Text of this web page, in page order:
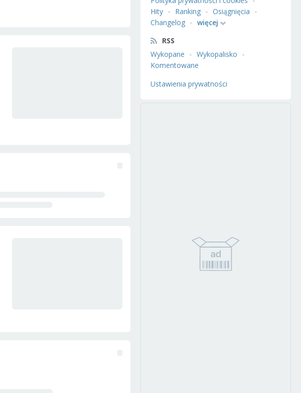
Hity
Ranking
Osiągnięcia
Changelog
więcej
RSS
Wykopane
Wykopalisko
Komentowane
Ustawienia prywatności